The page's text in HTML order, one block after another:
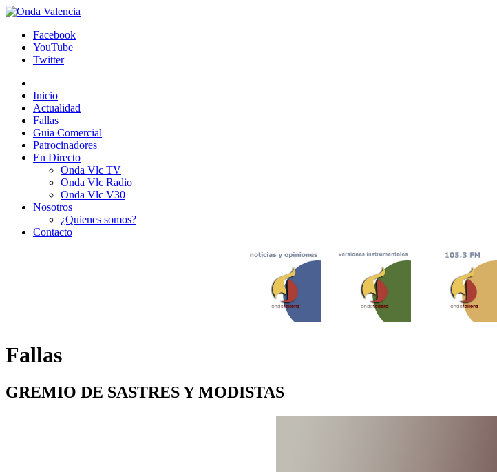
Facebook
YouTube
Twitter
Inicio
Actualidad
Fallas
Guia Comercial
Patrocinadores
En Directo
Onda Vlc TV
Onda Vlc Radio
Onda Vlc V30
Nosotros
¿Quienes somos?
Contacto
Fallas
GREMIO DE SASTRES Y MODISTAS